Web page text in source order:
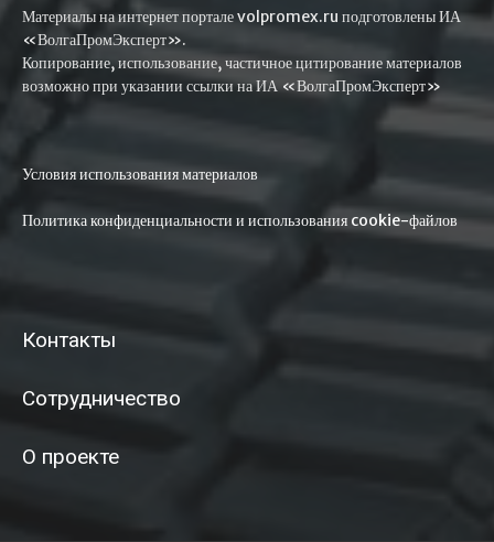
Материалы на интернет портале volpromex.ru подготовлены ИА
«ВолгаПромЭксперт».
Копирование, использование, частичное цитирование материалов
возможно при указании ссылки на ИА «ВолгаПромЭксперт»
Условия использования материалов
Политика конфиденциальности и использования cookie-файлов
Контакты
Сотрудничество
О проекте